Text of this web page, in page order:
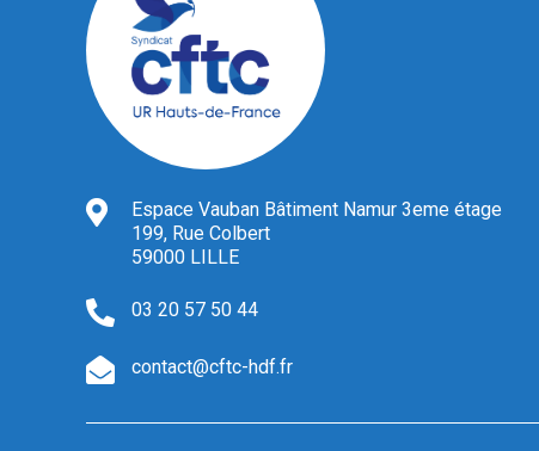
Espace Vauban Bâtiment Namur 3eme étage
199, Rue Colbert
59000 LILLE
03 20 57 50 44
contact@cftc-hdf.fr